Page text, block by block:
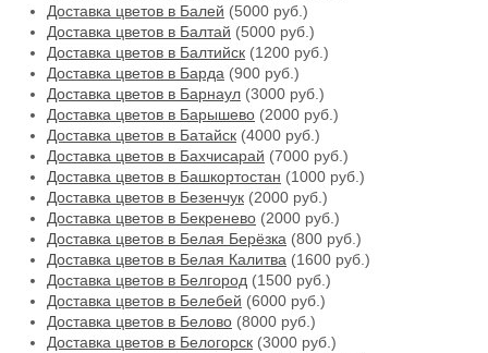
Доставка цветов в Балей (5000 руб.)
Доставка цветов в Балтай (5000 руб.)
Доставка цветов в Балтийск (1200 руб.)
Доставка цветов в Барда (900 руб.)
Доставка цветов в Барнаул (3000 руб.)
Доставка цветов в Барышево (2000 руб.)
Доставка цветов в Батайск (4000 руб.)
Доставка цветов в Бахчисарай (7000 руб.)
Доставка цветов в Башкортостан (1000 руб.)
Доставка цветов в Безенчук (2000 руб.)
Доставка цветов в Бекренево (2000 руб.)
Доставка цветов в Белая Берёзка (800 руб.)
Доставка цветов в Белая Калитва (1600 руб.)
Доставка цветов в Белгород (1500 руб.)
Доставка цветов в Белебей (6000 руб.)
Доставка цветов в Белово (8000 руб.)
Доставка цветов в Белогорск (3000 руб.)